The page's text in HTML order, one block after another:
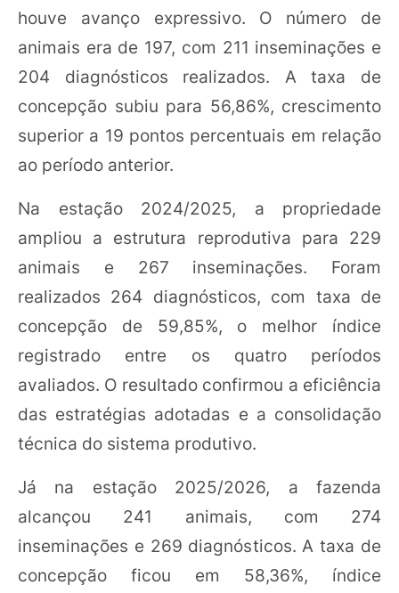
houve avanço expressivo. O número de
animais era de 197, com 211 inseminações e
204 diagnósticos realizados. A taxa de
concepção subiu para 56,86%, crescimento
superior a 19 pontos percentuais em relação
ao período anterior.
Na estação 2024/2025, a propriedade
ampliou a estrutura reprodutiva para 229
animais e 267 inseminações. Foram
realizados 264 diagnósticos, com taxa de
concepção de 59,85%, o melhor índice
registrado entre os quatro períodos
avaliados. O resultado confirmou a eficiência
das estratégias adotadas e a consolidação
técnica do sistema produtivo.
Já na estação 2025/2026, a fazenda
alcançou 241 animais, com 274
inseminações e 269 diagnósticos. A taxa de
concepção ficou em 58,36%, índice